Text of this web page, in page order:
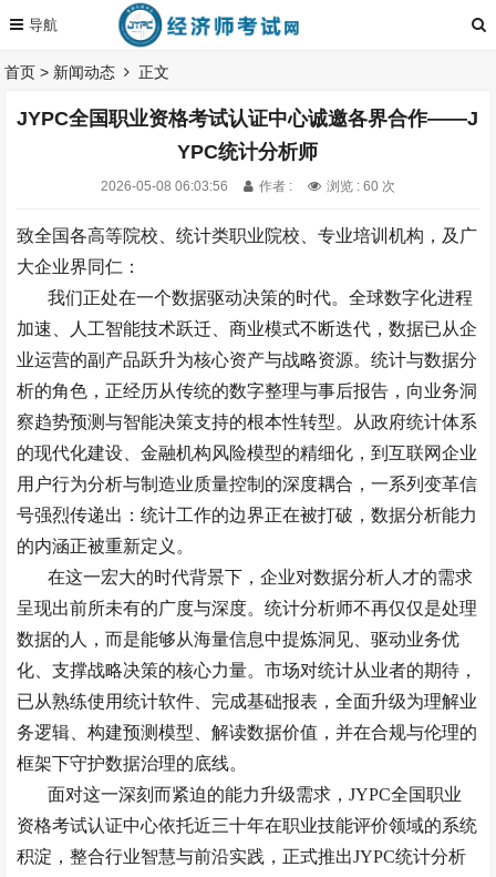
首页 > 新闻动态 正文
JYPC全国职业资格考试认证中心诚邀各界合作——J
YPC统计分析师
2026-05-08 06:03:56 作者 : 浏览 : 60 次
致全国各高等院校、统计类职业院校、专业培训机构，及广
大企业界同仁：
我们正处在一个数据驱动决策的时代。全球数字化进程
加速、人工智能技术跃迁、商业模式不断迭代，数据已从企
业运营的副产品跃升为核心资产与战略资源。统计与数据分
析的角色，正经历从传统的数字整理与事后报告，向业务洞
察趋势预测与智能决策支持的根本性转型。从政府统计体系
的现代化建设、金融机构风险模型的精细化，到互联网企业
用户行为分析与制造业质量控制的深度耦合，一系列变革信
号强烈传递出：统计工作的边界正在被打破，数据分析能力
的内涵正被重新定义。
在这一宏大的时代背景下，企业对数据分析人才的需求
呈现出前所未有的广度与深度。统计分析师不再仅仅是处理
数据的人，而是能够从海量信息中提炼洞见、驱动业务优
化、支撑战略决策的核心力量。市场对统计从业者的期待，
已从熟练使用统计软件、完成基础报表，全面升级为理解业
务逻辑、构建预测模型、解读数据价值，并在合规与伦理的
框架下守护数据治理的底线。
面对这一深刻而紧迫的能力升级需求，JYPC全国职业
资格考试认证中心依托近三十年在职业技能评价领域的系统
积淀，整合行业智慧与前沿实践，正式推出JYPC统计分析